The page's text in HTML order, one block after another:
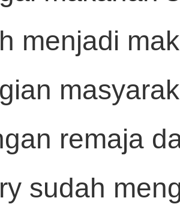
menjadi
remaja
sudah